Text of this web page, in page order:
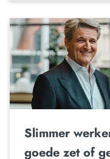
Slimmer
goede zet of